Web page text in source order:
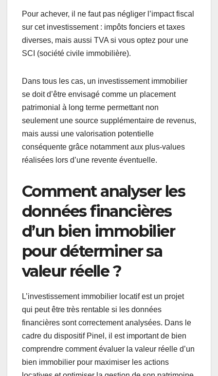
Pour achever, il ne faut pas négliger l’impact fiscal
sur cet investissement : impôts fonciers et taxes
diverses, mais aussi TVA si vous optez pour une
SCI (société civile immobilière).
Dans tous les cas, un investissement immobilier
se doit d’être envisagé comme un placement
patrimonial à long terme permettant non
seulement une source supplémentaire de revenus,
mais aussi une valorisation potentielle
conséquente grâce notamment aux plus-values
réalisées lors d’une revente éventuelle.
Comment analyser les
données financières
d’un bien immobilier
pour déterminer sa
valeur réelle ?
L’investissement immobilier locatif est un projet
qui peut être très rentable si les données
financières sont correctement analysées. Dans le
cadre du dispositif Pinel, il est important de bien
comprendre comment évaluer la valeur réelle d’un
bien immobilier pour maximiser les actions